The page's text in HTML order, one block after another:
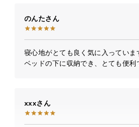
のんた
寝心地がとても良く気に入っていま
ベッドの下に収納でき、とても便利
xxx